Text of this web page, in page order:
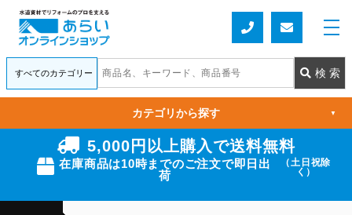
5,000円以上購入で送料無料
在庫商品は10時までのご注文で即日出
荷
（土日祝除
く）
カテゴリから探す ▼